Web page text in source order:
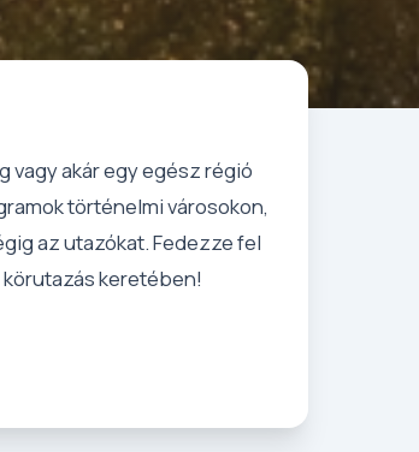
vagy akár egy egész régió
történelmi városokon,
az utazókat. Fedezze fel
keretében!